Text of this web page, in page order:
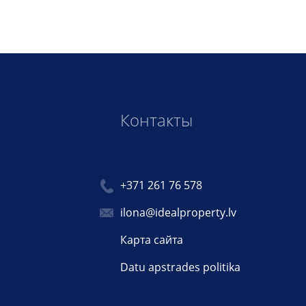
Контакты
+371 261 76 578
ilona@idealproperty.lv
Карта сайта
Datu apstrades politika